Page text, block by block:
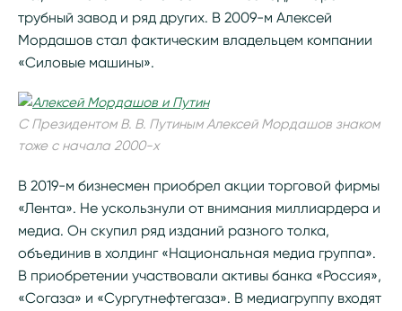
трубный завод и ряд других. В 2009-м Алексей
Мордашов стал фактическим владельцем компании
«Силовые машины».
С Президентом В. В. Путиным Алексей Мордашов знаком
тоже с начала 2000-х
В 2019-м бизнесмен приобрел акции торговой фирмы
«Лента». Не ускользнули от внимания миллиардера и
медиа. Он скупил ряд изданий разного толка,
объединив в холдинг «Национальная медиа группа».
В приобретении участвовали активы банка «Россия»,
«Согаза» и «Сургутнефтегаза». В медиагруппу входят